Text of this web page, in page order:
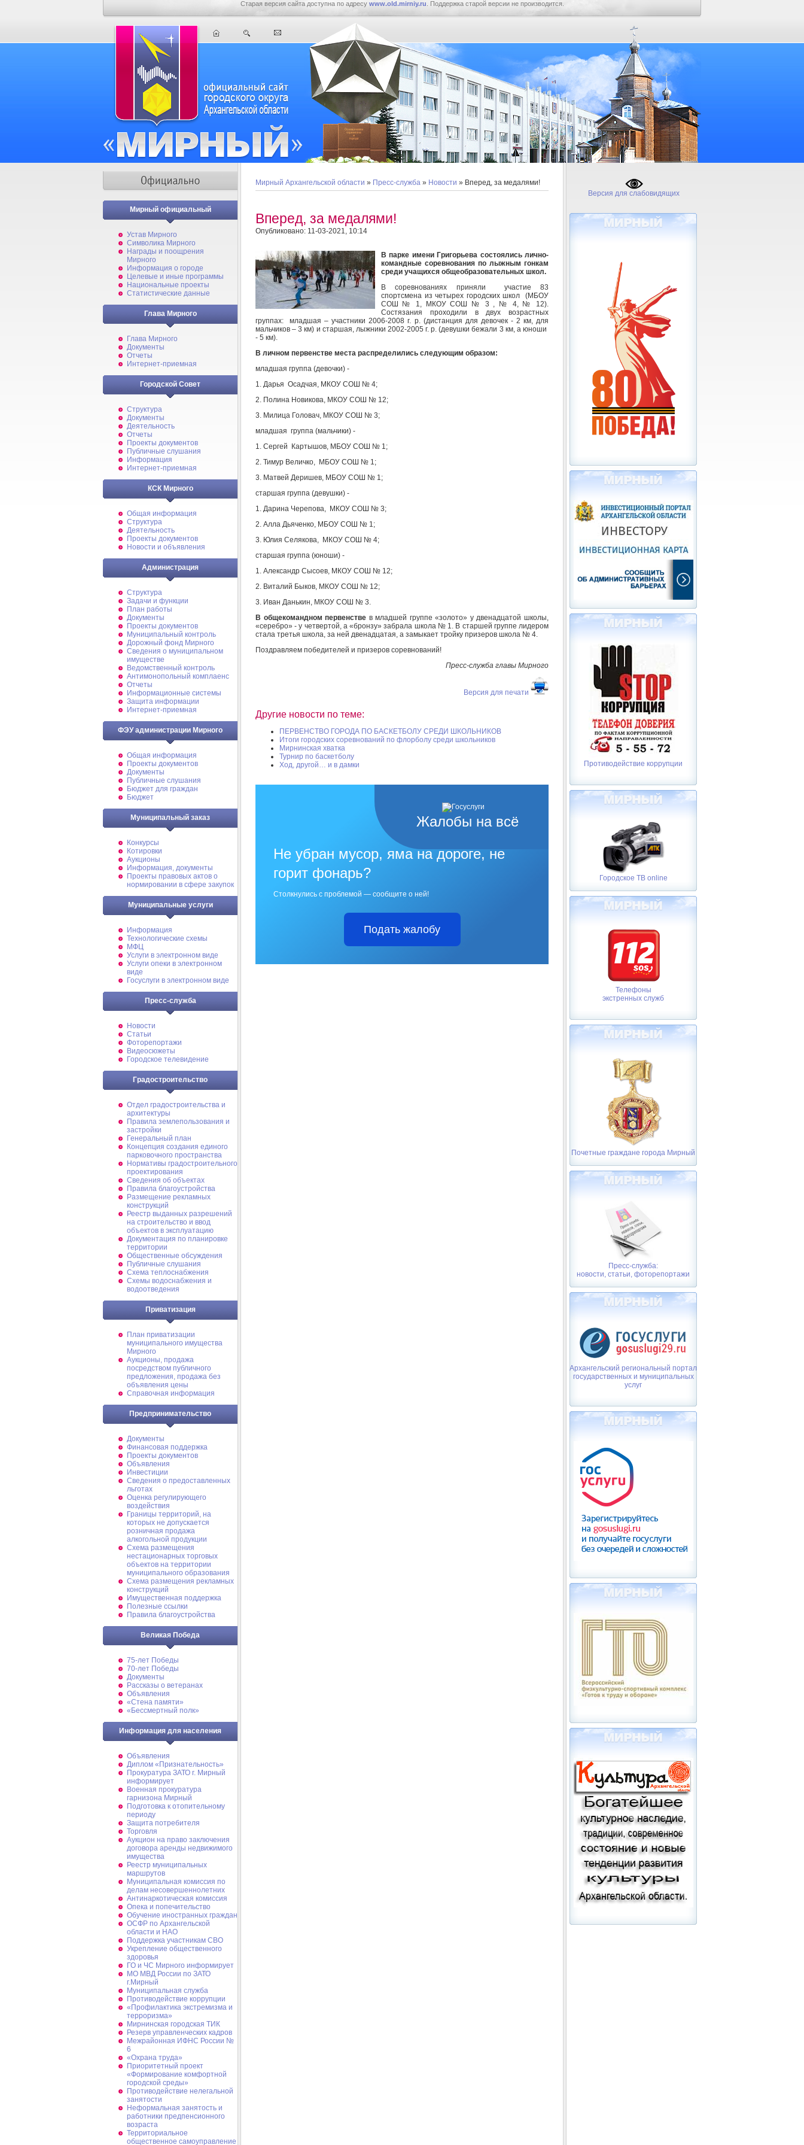
Старая версия сайта доступна по адресу www.old.mirniy.ru . Поддержка старой версии не производится.
Мирный официальный
Устав Мирного
Символика Мирного
Награды и поощрения
Мирного
Информация о городе
Целевые и иные программы
Национальные проекты
Статистические данные
Глава Мирного
Глава Мирного
Документы
Отчеты
Интернет-приемная
Городской Совет
Структура
Документы
Деятельность
Отчеты
Проекты документов
Публичные слушания
Информация
Интернет-приемная
КСК Мирного
Общая информация
Структура
Деятельность
Проекты документов
Новости и объявления
Администрация
Структура
Задачи и функции
План работы
Документы
Проекты документов
Муниципальный контроль
Дорожный фонд Мирного
Cведения о муниципальном
имуществе
Ведомственный контроль
Антимонопольный комплаенс
Отчеты
Информационные системы
Защита информации
Интернет-приемная
ФЭУ администрации Мирного
Общая информация
Проекты документов
Документы
Публичные слушания
Бюджет для граждан
Бюджет
Муниципальный заказ
Конкурсы
Котировки
Аукционы
Информация, документы
Проекты правовых актов о
нормировании в сфере закупок
Муниципальные услуги
Информация
Технологические схемы
МФЦ
Услуги в электронном виде
Услуги опеки в электронном
виде
Госуслуги в электронном виде
Пресс-служба
Новости
Статьи
Фоторепортажи
Видеосюжеты
Городское телевидение
Градостроительство
Отдел градостроительства и
архитектуры
Правила землепользования и
застройки
Генеральный план
Концепция создания единого
парковочного пространства
Нормативы градостроительного
проектирования
Сведения об объектах
Правила благоустройства
Размещение рекламных
конструкций
Реестр выданных разрешений
на строительство и ввод
объектов в эксплуатацию
Документация по планировке
территории
Общественные обсуждения
Публичные слушания
Схема теплоснабжения
Схемы водоснабжения и
водоотведения
Приватизация
План приватизации
муниципального имущества
Мирного
Аукционы, продажа
посредством публичного
предложения, продажа без
объявления цены
Справочная информация
Предпринимательство
Документы
Финансовая поддержка
Проекты документов
Объявления
Инвестиции
Сведения о предоставленных
льготах
Оценка регулирующего
воздействия
Границы территорий, на
которых не допускается
розничная продажа
алкогольной продукции
Схема размещения
нестационарных торговых
объектов на территории
муниципального образования
Схема размещения рекламных
конструкций
Имущественная поддержка
Полезные ссылки
Правила благоустройства
Великая Победа
75-лет Победы
70-лет Победы
Документы
Рассказы о ветеранах
Объявления
«Стена памяти»
«Бессмертный полк»
Информация для населения
Объявления
Диплом «Признательность»
Прокуратура ЗАТО г. Мирный
информирует
Военная прокуратура
гарнизона Мирный
Подготовка к отопительному
периоду
Защита потребителя
Торговля
Аукцион на право заключения
договора аренды недвижимого
имущества
Реестр муниципальных
маршрутов
Муниципальная комиссия по
делам несовершеннолетних
Антинаркотическая комиссия
Опека и попечительство
Обучение иностранных граждан
ОСФР по Архангельской
области и НАО
Поддержка участникам СВО
Укрепление общественного
здоровья
ГО и ЧС Мирного информирует
МО МВД России по ЗАТО
г.Мирный
Муниципальная cлужба
Противодействие коррупции
«Профилактика экстремизма и
терроризма»
Мирнинская городская ТИК
Резерв управленческих кадров
Межрайонная ИФНС России №
6
«Охрана труда»
Приоритетный проект
«Формирование комфортной
городской среды»
Противодействие нелегальной
занятости
Неформальная занятость и
работники предпенсионного
возраста
Территориальное
общественное самоуправление
Мирный Архангельской области » Пресс-служба » Новости » Вперед, за медалями!
Вперед, за медалями!
Опубликовано: 11-03-2021, 10:14
В парке имени Григорьева состоялись лично-
командные соревнования по лыжным гонкам
среди учащихся общеобразовательных школ.
В соревнованиях приняли участие 83
спортсмена из четырех городских школ (МБОУ
СОШ № 1, МКОУ СОШ № 3 , № 4, № 12).
Состязания проходили в двух возрастных
группах: младшая – участники 2006-2008 г. р. (дистанция для девочек - 2 км, для
мальчиков – 3 км) и старшая, лыжники 2002-2005 г. р. (девушки бежали 3 км, а юноши
- 5 км).
В личном первенстве места распределились следующим образом:
младшая группа (девочки) -
1. Дарья Осадчая, МКОУ СОШ № 4;
2. Полина Новикова, МКОУ СОШ № 12;
3. Милица Головач, МКОУ СОШ № 3;
младшая группа (мальчики) -
1. Сергей Картышов, МБОУ СОШ № 1;
2. Тимур Величко, МБОУ СОШ № 1;
3. Матвей Деришев, МБОУ СОШ № 1;
старшая группа (девушки) -
1. Дарина Черепова, МКОУ СОШ № 3;
2. Алла Дьяченко, МБОУ СОШ № 1;
3. Юлия Селякова, МКОУ СОШ № 4;
старшая группа (юноши) -
1. Александр Сысоев, МКОУ СОШ № 12;
2. Виталий Быков, МКОУ СОШ № 12;
3. Иван Данькин, МКОУ СОШ № 3.
В общекомандном первенстве в младшей группе «золото» у двенадцатой школы,
«серебро» - у четвертой, а «бронзу» забрала школа № 1. В старшей группе лидером
стала третья школа, за ней двенадцатая, а замыкает тройку призеров школа № 4.
Поздравляем победителей и призеров соревнований!
Пресс-служба главы Мирного
Версия для печати
Другие новости по теме:
ПЕРВЕНСТВО ГОРОДА ПО БАСКЕТБОЛУ СРЕДИ ШКОЛЬНИКОВ
Итоги городских соревнований по флорболу среди школьников
Мирнинская хватка
Турнир по баскетболу
Ход, другой… и в дамки
Жалобы на всё
Не убран мусор, яма на дороге, не
горит фонарь?
Столкнулись с проблемой — сообщите о ней!
Подать жалобу
Версия для слабовидящих
Противодействие коррупции
Городское ТВ online
Телефоны
экстренных служб
Почетные граждане города Мирный
Пресс-служба:
новости, статьи, фоторепортажи
Архангельский региональный портал
государственных и муниципальных
услуг